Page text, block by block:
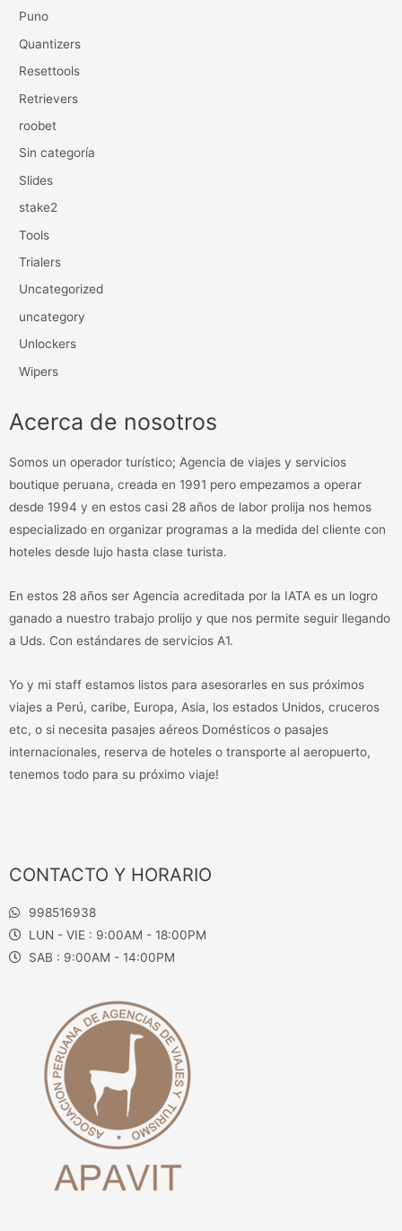
Puno
Quantizers
Resettools
Retrievers
roobet
Sin categoría
Slides
stake2
Tools
Trialers
Uncategorized
uncategory
Unlockers
Wipers
Acerca de nosotros
Somos un operador turístico; Agencia de viajes y servicios
boutique peruana, creada en 1991 pero empezamos a operar
desde 1994 y en estos casi 28 años de labor prolija nos hemos
especializado en organizar programas a la medida del cliente con
hoteles desde lujo hasta clase turista.
En estos 28 años ser Agencia acreditada por la IATA es un logro
ganado a nuestro trabajo prolijo y que nos permite seguir llegando
a Uds. Con estándares de servicios A1.
Yo y mi staff estamos listos para asesorarles en sus próximos
viajes a Perú, caribe, Europa, Asia, los estados Unidos, cruceros
etc, o si necesita pasajes aéreos Domésticos o pasajes
internacionales, reserva de hoteles o transporte al aeropuerto,
tenemos todo para su próximo viaje!
CONTACTO Y HORARIO
998516938
LUN - VIE : 9:00AM - 18:00PM
SAB : 9:00AM - 14:00PM